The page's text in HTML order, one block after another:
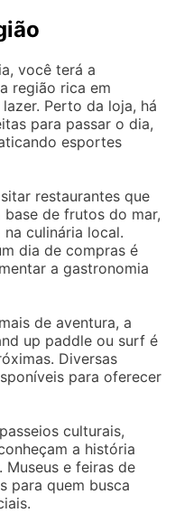
você terá a
região rica em
Perto da loja, há
para passar o dia,
esportes
restaurantes que
de frutos do mar,
culinária local.
dia de compras é
a gastronomia
de aventura, a
up paddle ou surf é
Diversas
para oferecer
culturais,
a história
e feiras de
para quem busca